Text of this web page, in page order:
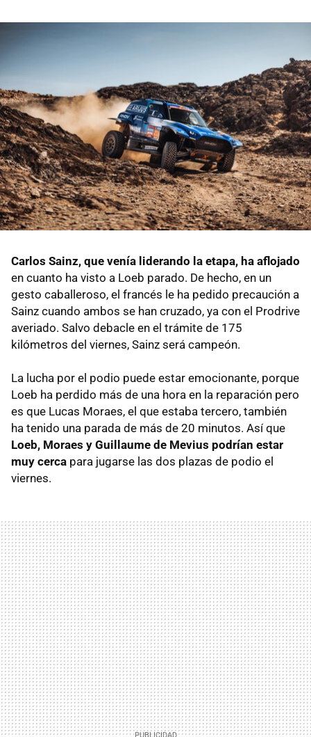
Carlos Sainz, que venía liderando la etapa, ha aflojado
en cuanto ha visto a Loeb parado. De hecho, en un
gesto caballeroso, el francés le ha pedido precaución a
Sainz cuando ambos se han cruzado, ya con el Prodrive
averiado. Salvo debacle en el trámite de 175
kilómetros del viernes, Sainz será campeón.
La lucha por el podio puede estar emocionante, porque
Loeb ha perdido más de una hora en la reparación pero
es que Lucas Moraes, el que estaba tercero, también
ha tenido una parada de más de 20 minutos. Así que
Loeb, Moraes y Guillaume de Mevius podrían estar
muy cerca para jugarse las dos plazas de podio el
viernes.